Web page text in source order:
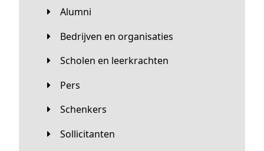
Alumni
Bedrijven en organisaties
Scholen en leerkrachten
Pers
Schenkers
Sollicitanten